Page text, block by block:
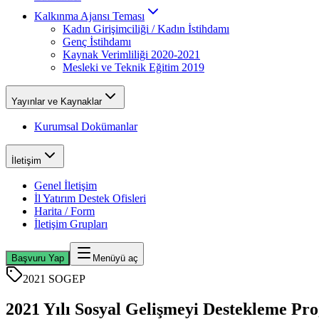
Kalkınma Ajansı Teması
Kadın Girişimciliği / Kadın İstihdamı
Genç İstihdamı
Kaynak Verimliliği 2020-2021
Mesleki ve Teknik Eğitim 2019
Yayınlar ve Kaynaklar
Kurumsal Dokümanlar
İletişim
Genel İletişim
İl Yatırım Destek Ofisleri
Harita / Form
İletişim Grupları
Başvuru Yap Menüyü aç
2021 SOGEP
2021 Yılı Sosyal Gelişmeyi Destekleme